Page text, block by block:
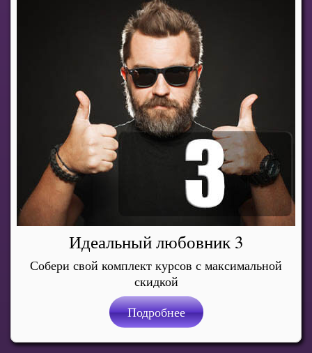
Идеальный любовник 3
Собери свой комплект курсов с максимальной
скидкой
Подробнее